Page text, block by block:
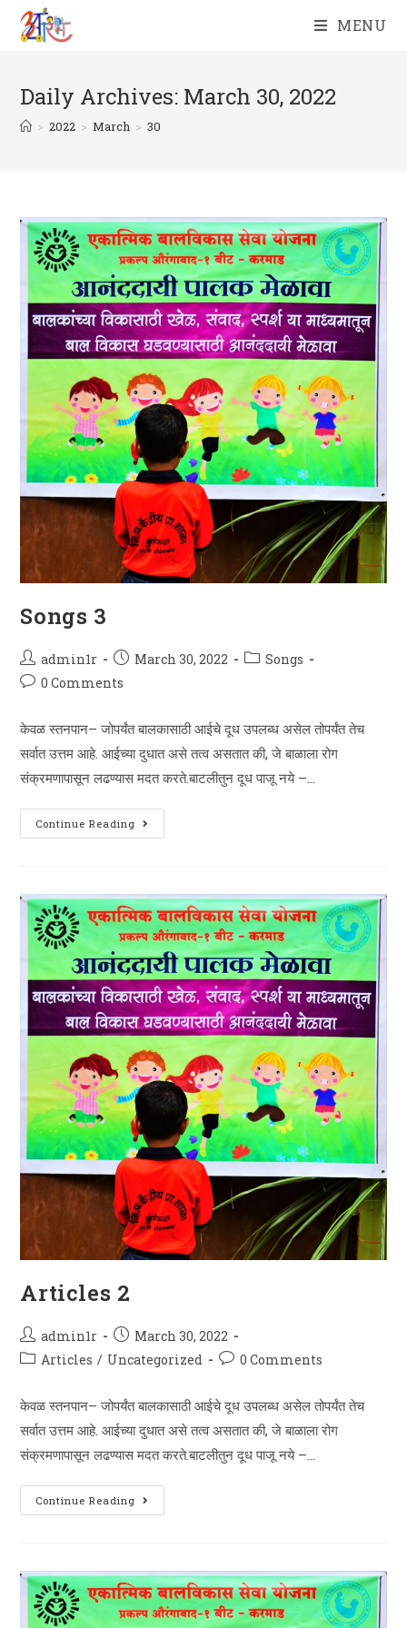
Skip
MENU
Daily Archives: March 30, 2022
> 2022 > March > 30
Songs 3
Post
author:
admin1r
Post
published:
March 30, 2022
PostSongs
Post0 Comments
केवळ स्तनपान– जोपर्यंत बालकासाठी आईचे दूध उपलब्ध असेल तोपर्यंत तेच
सर्वात उत्तम आहे. आईच्या दुधात असे तत्व असतात की, जे बाळाला रोग
संक्रमणापासून लढण्यास मदत करते.बाटलीतुन दूध पाजू नये –…
Continue Reading Songs
3
Articles 2
Post
author:
admin1r
Post
published:
March 30, 2022
PostArticles / Uncategorized
Post0 Comments
केवळ स्तनपान– जोपर्यंत बालकासाठी आईचे दूध उपलब्ध असेल तोपर्यंत तेच
सर्वात उत्तम आहे. आईच्या दुधात असे तत्व असतात की, जे बाळाला रोग
संक्रमणापासून लढण्यास मदत करते.बाटलीतुन दूध पाजू नये –…
Continue Reading Articles
2